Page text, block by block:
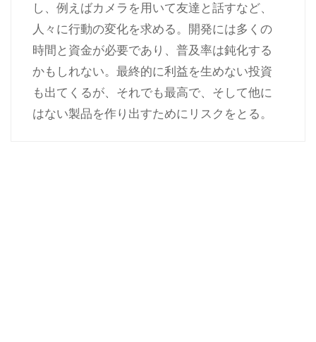
し、例えばカメラを用いて友達と話すなど、
人々に行動の変化を求める。開発には多くの
時間と資金が必要であり、普及率は鈍化する
かもしれない。最終的に利益を生めない投資
も出てくるが、それでも最高で、そして他に
はない製品を作り出すためにリスクをとる。